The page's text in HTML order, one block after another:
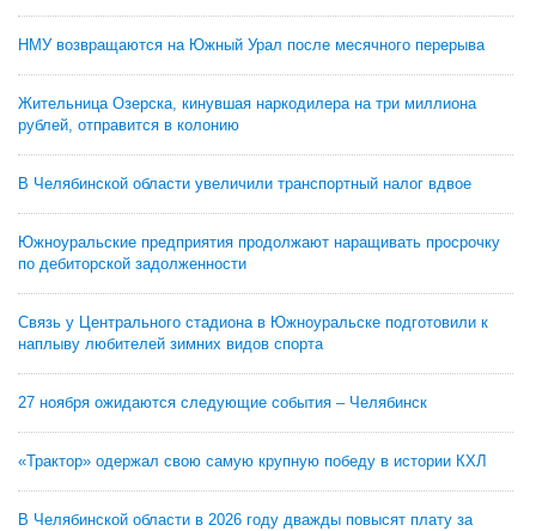
НМУ возвращаются на Южный Урал после месячного перерыва
Жительница Озерска, кинувшая наркодилера на три миллиона
рублей, отправится в колонию
В Челябинской области увеличили транспортный налог вдвое
Южноуральские предприятия продолжают наращивать просрочку
по дебиторской задолженности
Связь у Центрального стадиона в Южноуральске подготовили к
наплыву любителей зимних видов спорта
27 ноября ожидаются следующие события – Челябинск
«Трактор» одержал свою самую крупную победу в истории КХЛ
В Челябинской области в 2026 году дважды повысят плату за